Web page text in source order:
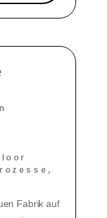
Fabrik auf